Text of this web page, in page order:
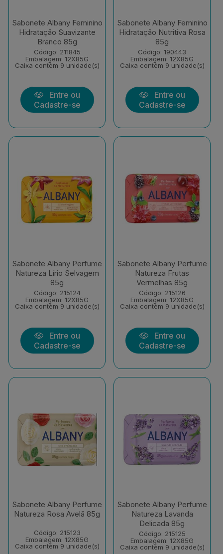
Sabonete Albany Feminino
Hidratação Suavizante
Branco 85g
Código: 211845
Embalagem: 12X85G
Caixa contém 9 unidade(s)
Entre ou
Cadastre-se
Sabonete Albany Feminino
Hidratação Nutritiva Rosa
85g
Código: 190443
Embalagem: 12X85G
Caixa contém 9 unidade(s)
Entre ou
Cadastre-se
Sabonete Albany Perfume
Natureza Lírio Selvagem
85g
Código: 215124
Embalagem: 12X85G
Caixa contém 9 unidade(s)
Entre ou
Cadastre-se
Sabonete Albany Perfume
Natureza Frutas
Vermelhas 85g
Código: 215126
Embalagem: 12X85G
Caixa contém 9 unidade(s)
Entre ou
Cadastre-se
Sabonete Albany Perfume
Natureza Rosa Avelã 85g
Código: 215123
Embalagem: 12X85G
Caixa contém 9 unidade(s)
Sabonete Albany Perfume
Natureza Lavanda
Delicada 85g
Código: 215125
Embalagem: 12X85G
Caixa contém 9 unidade(s)